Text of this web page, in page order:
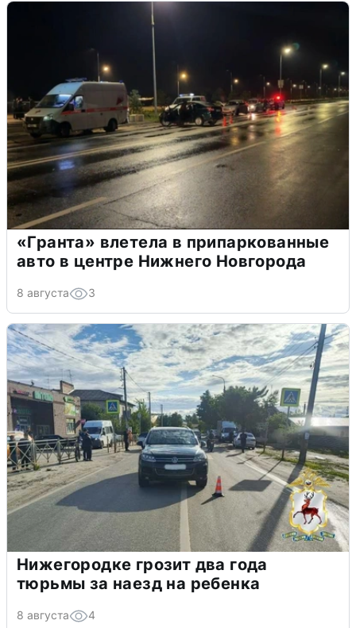
«Гранта» влетела в припаркованные
авто в центре Нижнего Новгорода
8 августа 3
Нижегородке грозит два года
тюрьмы за наезд на ребенка
8 августа 4